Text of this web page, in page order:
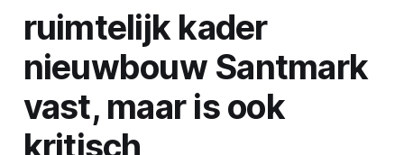
ruimtelijk kader
nieuwbouw Santmark
vast, maar is ook
kritisch